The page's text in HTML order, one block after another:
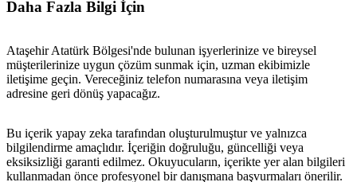
Daha Fazla Bilgi İçin
Ataşehir Atatürk Bölgesi'nde bulunan işyerlerinize ve bireysel
müşterilerinize uygun çözüm sunmak için, uzman ekibimizle
iletişime geçin. Vereceğiniz telefon numarasına veya iletişim
adresine geri dönüş yapacağız.
Bu içerik yapay zeka tarafından oluşturulmuştur ve yalnızca
bilgilendirme amaçlıdır. İçeriğin doğruluğu, güncelliği veya
eksiksizliği garanti edilmez. Okuyucuların, içerikte yer alan bilgileri
kullanmadan önce profesyonel bir danışmana başvurmaları önerilir.